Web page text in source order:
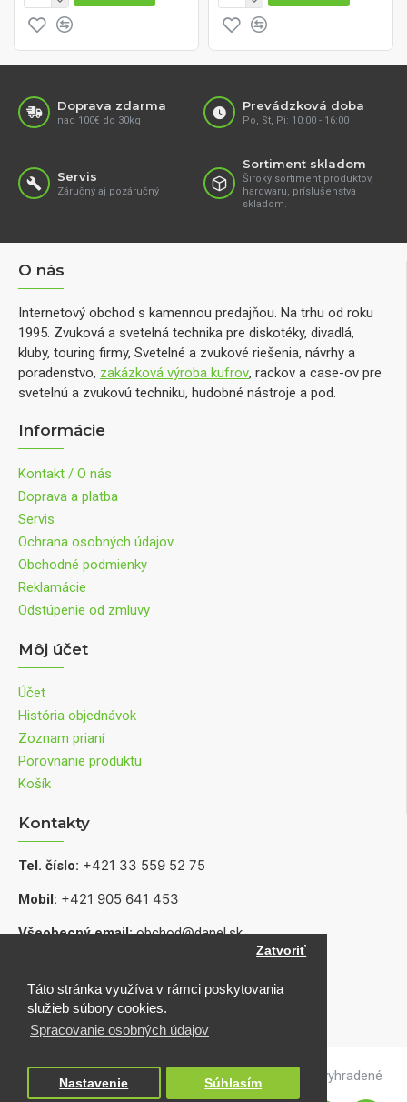
Táto stránka využíva v rámci poskytovania
služieb súbory cookies.
Spracovanie osobných údajov
Zatvoriť
Nastavenie Súhlasím
Doprava zdarma
nad 100€ do 30kg
Prevádzková doba
Po, St, Pi: 10:00 - 16:00
Servis
Záručný aj pozáručný
Sortiment skladom
Široký sortiment produktov,
hardwaru, príslušenstva
skladom.
O nás
Internetový obchod s kamennou predajňou. Na trhu od roku
1995. Zvuková a svetelná technika pre diskotéky, divadlá,
kluby, touring firmy, Svetelné a zvukové riešenia, návrhy a
poradenstvo, zakázková výroba kufrov, rackov a case-ov pre
svetelnú a zvukovú techniku, hudobné nástroje a pod.
Informácie
Kontakt / O nás
Doprava a platba
Servis
Ochrana osobných údajov
Obchodné podmienky
Reklamácie
Odstúpenie od zmluvy
Môj účet
Účet
História objednávok
Zoznam prianí
Porovnanie produktu
Košík
Kontakty
Tel. číslo: +421 33 559 52 75
Mobil: +421 905 641 453
Všeobecný email:obchod@danel.sk
shop@danel.sk
Copyright © DANEL electronic 2021 | Všetky práva vyhradené